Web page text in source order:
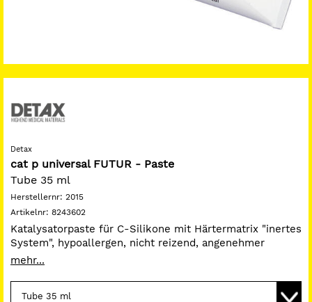
Detax
cat p universal FUTUR - Paste
Tube 35 ml
Herstellernr: 2015
Artikelnr: 8243602
Katalysatorpaste für C-Silikone mit Härtermatrix "inertes
System", hypoallergen, nicht reizend, angenehmer
Geruch und Geschmack. Blau eingefärbt, zur exakten
mehr...